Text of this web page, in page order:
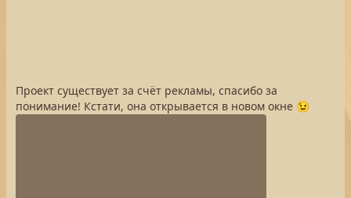
Проект существует за счёт рекламы, спасибо за
понимание! Кстати, она открывается в новом окне 😉